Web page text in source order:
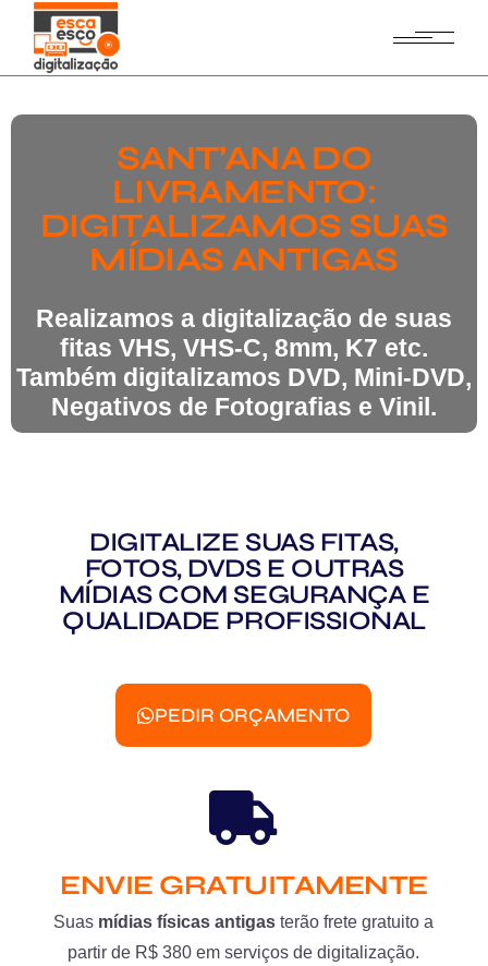
SANT’ANA DO
LIVRAMENTO:
DIGITALIZAMOS SUAS
MÍDIAS ANTIGAS
Realizamos a digitalização de suas
fitas VHS, VHS-C, 8mm, K7 etc.
Também digitalizamos DVD, Mini-DVD,
Negativos de Fotografias e Vinil.
DIGITALIZE SUAS FITAS,
FOTOS, DVDS E OUTRAS
MÍDIAS COM SEGURANÇA E
QUALIDADE PROFISSIONAL
PEDIR ORÇAMENTO
ENVIE GRATUITAMENTE
Suas mídias físicas antigas terão frete gratuito a
partir de R$ 380 em serviços de digitalização.